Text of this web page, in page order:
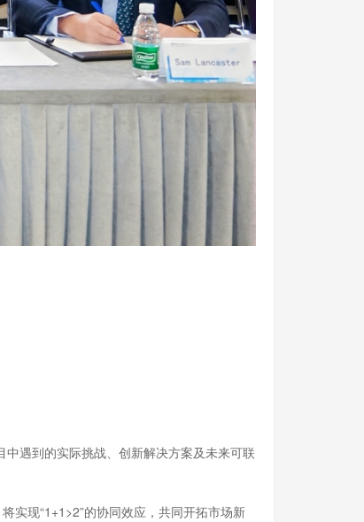
遇到的实际挑战、创新解决方案及未来可联
实现“1+1>2”的协同效应，共同开拓市场新